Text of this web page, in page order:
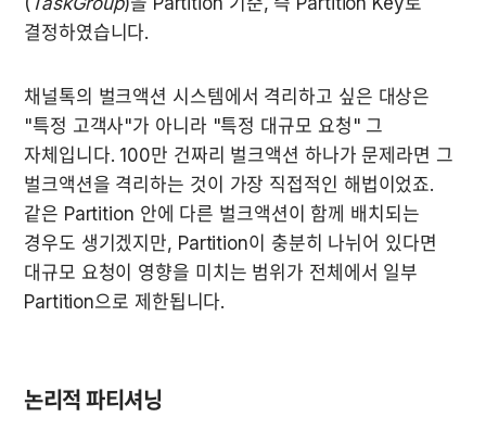
결정하였습니다.
채널톡의 벌크액션 시스템에서 격리하고 싶은 대상은
"특정 고객사"가 아니라 "특정 대규모 요청" 그
자체입니다. 100만 건짜리 벌크액션 하나가 문제라면 그
벌크액션을 격리하는 것이 가장 직접적인 해법이었죠.
같은 Partition 안에 다른 벌크액션이 함께 배치되는
경우도 생기겠지만, Partition이 충분히 나뉘어 있다면
대규모 요청이 영향을 미치는 범위가 전체에서 일부
Partition으로 제한됩니다.
논리적 파티셔닝